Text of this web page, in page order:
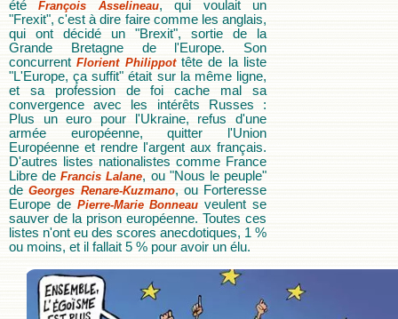
étéFrançois Asselineau, qui voulait un
"Frexit", c'est à dire faire comme les anglais,
qui ont décidé un "Brexit", sortie de la
Grande Bretagne de l'Europe. Son
concurrentFlorient Philippottête de la liste
"L'Europe, ça suffit" était sur la même ligne,
et sa profession de foi cache mal sa
convergence avec les intérêts Russes :
Plus un euro pour l'Ukraine, refus d'une
armée européenne, quitter l'Union
Européenne et rendre l'argent aux français.
D'autres listes nationalistes comme France
Libre deFrancis Lalane, ou "Nous le peuple"
deGeorges Renare-Kuzmano, ou Forteresse
Europe de Pierre-Marie Bonneau veulent se
sauver de la prison européenne. Toutes ces
listes n'ont eu des scores anecdotiques, 1 %
ou moins, et il fallait 5 % pour avoir un élu.